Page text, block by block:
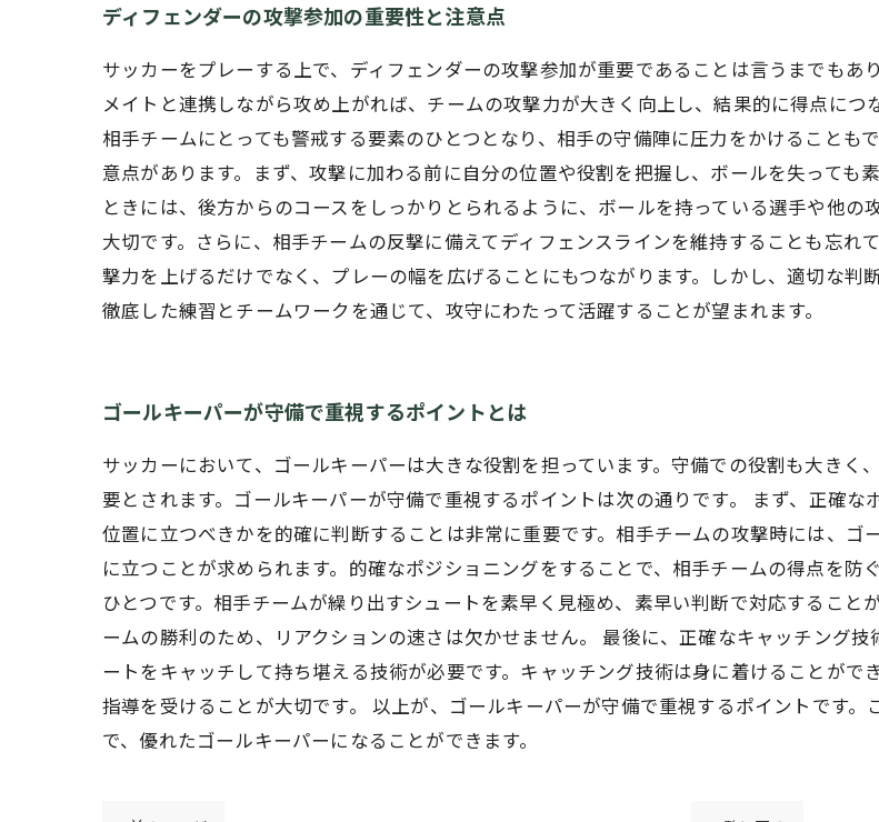
ディフェンダーの攻撃参加の重要性と注意点
サッカーをプレーする上で、ディフェンダーの攻撃参加が重要であることは言うまでも
メイトと連携しながら攻め上がれば、チームの攻撃力が大きく向上し、結果的に得点に
相手チームにとっても警戒する要素のひとつとなり、相手の守備陣に圧力をかけることも
意点があります。まず、攻撃に加わる前に自分の位置や役割を把握し、ボールを失っても
ときには、後方からのコースをしっかりとられるように、ボールを持っている選手や他
大切です。さらに、相手チームの反撃に備えてディフェンスラインを維持することも忘
撃力を上げるだけでなく、プレーの幅を広げることにもつながります。しかし、適切な判
徹底した練習とチームワークを通じて、攻守にわたって活躍することが望まれます。
ゴールキーパーが守備で重視するポイントとは
サッカーにおいて、ゴールキーパーは大きな役割を担っています。守備での役割も大き
要とされます。ゴールキーパーが守備で重視するポイントは次の通りです。 まず、正確
位置に立つべきかを的確に判断することは非常に重要です。相手チームの攻撃時には、
に立つことが求められます。的確なポジショニングをすることで、相手チームの得点を
ひとつです。相手チームが繰り出すシュートを素早く見極め、素早い判断で対応するこ
ームの勝利のため、リアクションの速さは欠かせません。 最後に、正確なキャッチング
ートをキャッチして持ち堪える技術が必要です。キャッチング技術は身に着けることが
指導を受けることが大切です。 以上が、ゴールキーパーが守備で重視するポイントです
で、優れたゴールキーパーになることができます。